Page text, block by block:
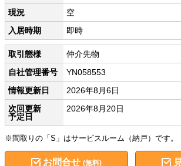
現況
空
入居時期
即時
取引態様
仲介先物
自社管理番号
YN058553
情報更新日
2026年8月6日
次回更新
予定日
2026年8月20日
※間取りの「S」はサービスルーム（納戸）です。
お問合せ (無料)